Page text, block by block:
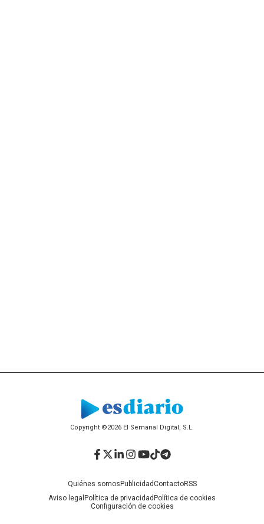
Copyright ©2026 El Semanal Digital, S.L.
Quiénes somosPublicidadContactoRSS
Aviso legal Política de privacidadPolítica de cookies
Configuración de cookies
Facebook
Twitter
LinkedIn
Instagram
YouTube
TikTok
Telegram